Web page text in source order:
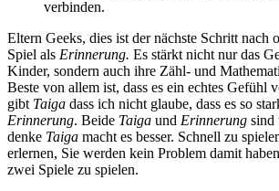
verbinden.
Eltern Geeks, dies ist der nächste Schritt nach
Spiel als Erinnerung. Es stärkt nicht nur das
Kinder, sondern auch ihre Zähl- und
Beste von allem ist, dass es ein echtes Gefühl
gibt Taiga dass ich nicht glaube, dass es so
Erinnerung. Beide Taiga und Erinnerung sind
denke Taiga macht es besser. Schnell zu
erlernen, Sie werden kein Problem damit
zwei Spiele zu spielen.